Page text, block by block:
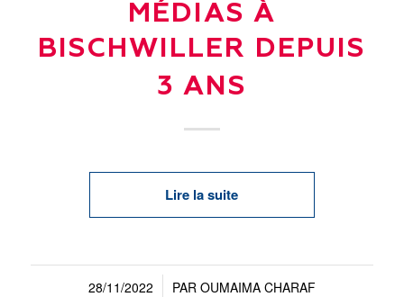
MÉDIAS À
BISCHWILLER DEPUIS
3 ANS
Lire la suite
28/11/2022
/ PAR OUMAIMA CHARAF